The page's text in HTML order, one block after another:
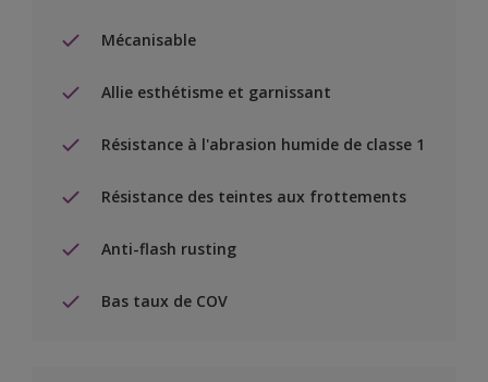
Mécanisable
Allie esthétisme et garnissant
Résistance à l'abrasion humide de classe 1
Résistance des teintes aux frottements
Anti-flash rusting
Bas taux de COV